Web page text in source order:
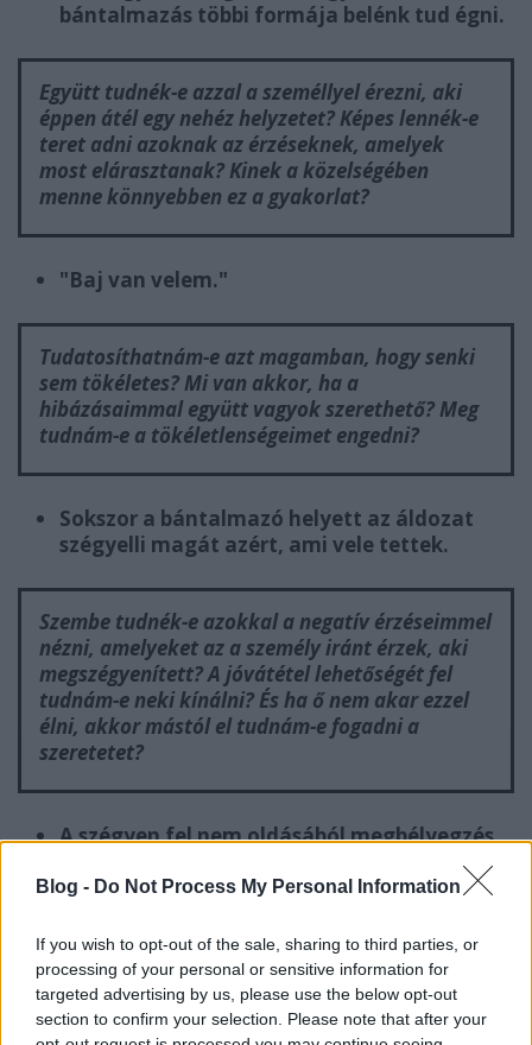
Blog - Do Not Process My Personal Information
If you wish to opt-out of the sale, sharing to third parties, or
processing of your personal or sensitive information for
targeted advertising by us, please use the below opt-out
section to confirm your selection. Please note that after your
bántalmazás többi formája belénk tud égni.
Együtt tudnék-e azzal a személlyel érezni, aki
éppen átél egy nehéz helyzetet? Képes lennék-e
teret adni azoknak az érzéseknek, amelyek
most elárasztanak? Kinek a közelségében
menne könnyebben ez a gyakorlat?
"Baj van velem."
Tudatosíthatnám-e azt magamban, hogy senki
sem tökéletes? Mi van akkor, ha a
hibázásaimmal együtt vagyok szerethető? Meg
tudnám-e a tökéletlenségeimet engedni?
Sokszor a bántalmazó helyett az áldozat
szégyelli magát azért, ami vele tettek.
Szembe tudnék-e azokkal a negatív érzéseimmel
nézni, amelyeket az a személy iránt érzek, aki
megszégyenített? A jóvátétel lehetőségét fel
tudnám-e neki kínálni? És ha ő nem akar ezzel
élni, akkor mástól el tudnám-e fogadni a
szeretetet?
A szégyen fel nem oldásából megbélyegzés
Tudnám-e azt képviselni, hogy megérdemlem az
együttérzést? Magam előtt pedig a büszkeséget is?